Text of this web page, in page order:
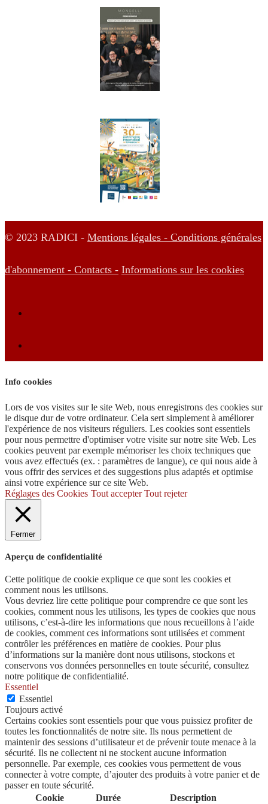
© 2023 RADICI - Mentions légales - Conditions générales
d'abonnement - Contacts - Informations sur les cookies
Info cookies
Lors de vos visites sur le site Web, nous enregistrons des cookies sur
le disque dur de votre ordinateur. Cela sert simplement à améliorer
l'expérience de nos visiteurs réguliers. Les cookies sont essentiels
pour nous permettre d'optimiser votre visite sur notre site Web. Les
cookies peuvent par exemple mémoriser les choix techniques que
vous avez effectués (ex. : paramètres de langue), ce qui nous aide à
vous offrir des services et des suggestions plus adaptés et optimise
ainsi votre expérience sur ce site Web.
Réglages des Cookies Tout accepter Tout rejeter
Fermer
Aperçu de confidentialité
Cette politique de cookie explique ce que sont les cookies et
comment nous les utilisons.
Vous devriez lire cette politique pour comprendre ce que sont les
cookies, comment nous les utilisons, les types de cookies que nous
utilisons, c’est-à-dire les informations que nous recueillons à l’aide
de cookies, comment ces informations sont utilisées et comment
contrôler les préférences en matière de cookies. Pour plus
d’informations sur la manière dont nous utilisons, stockons et
conservons vos données personnelles en toute sécurité, consultez
notre politique de confidentialité.
Essentiel
Essentiel
Toujours activé
Certains cookies sont essentiels pour que vous puissiez profiter de
toutes les fonctionnalités de notre site. Ils nous permettent de
maintenir des sessions d’utilisateur et de prévenir toute menace à la
sécurité. Ils ne collectent ni ne stockent aucune information
personnelle. Par exemple, ces cookies vous permettent de vous
connecter à votre compte, d’ajouter des produits à votre panier et de
passer en toute sécurité.
Cookie
Durée Description